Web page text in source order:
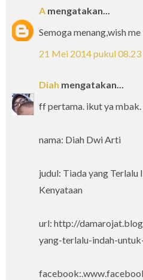
A mengatakan...
Semoga menang,wish
21 Mei 2014 pukul 08.23
Diah mengatakan...
ff pertama. ikut ya mbak.
nama: Diah Dwi Arti
judul: Tiada yang
Kenyataan
url: http://
yang-terlalu-indah-